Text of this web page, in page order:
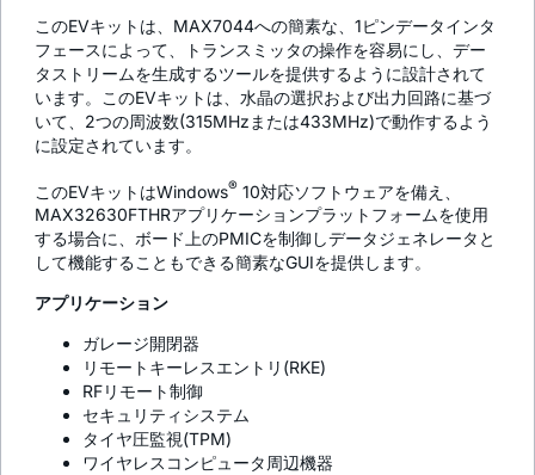
このEVキットは、MAX7044への簡素な、1ピンデータインタ
フェースによって、トランスミッタの操作を容易にし、デー
タストリームを生成するツールを提供するように設計されて
います。このEVキットは、水晶の選択および出力回路に基づ
いて、2つの周波数(315MHzまたは433MHz)で動作するよう
に設定されています。
このEVキットはWindows® 10対応ソフトウェアを備え、
MAX32630FTHRアプリケーションプラットフォームを使用
する場合に、ボード上のPMICを制御しデータジェネレータと
して機能することもできる簡素なGUIを提供します。
アプリケーション
ガレージ開閉器
リモートキーレスエントリ(RKE)
RFリモート制御
セキュリティシステム
タイヤ圧監視(TPM)
ワイヤレスコンピュータ周辺機器